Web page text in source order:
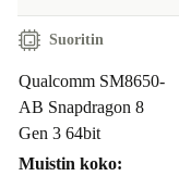
Suoritin
Qualcomm SM8650-
AB Snapdragon 8
Gen 3 64bit
Muistin koko: